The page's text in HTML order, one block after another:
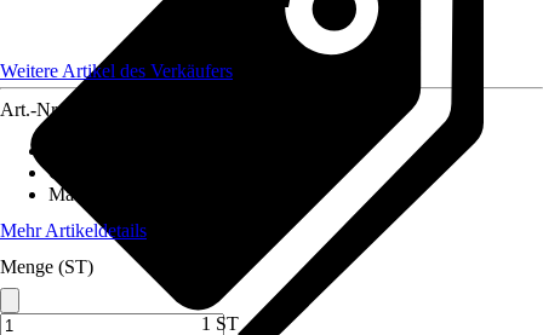
Weitere Artikel des Verkäufers
Art.-Nr.
Grundfarbe
Material
Mehr Artikeldetails
Menge (ST)
1 ST